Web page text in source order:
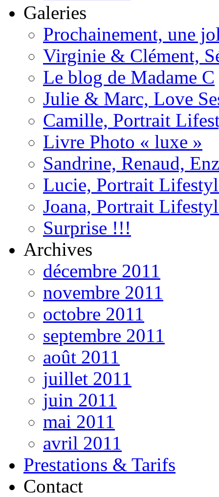
Galeries
Prochainement, une
Virginie & Clément,
Le blog de Madame C
Julie & Marc, Love
Camille, Portrait
Livre Photo « luxe »
Sandrine, Renaud,
Lucie, Portrait
Joana, Portrait
Surprise !!!
Archives
décembre 2011
novembre 2011
octobre 2011
septembre 2011
août 2011
juillet 2011
juin 2011
mai 2011
avril 2011
Prestations & Tarifs
Contact